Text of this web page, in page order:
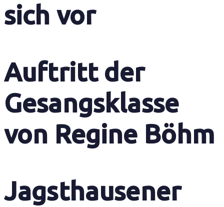
sich vor
Auftritt der
Gesangsklasse
von Regine Böhm
Jagsthausener